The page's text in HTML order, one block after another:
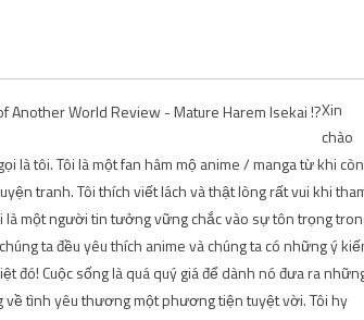
Xin
chào
là tôi. Tôi là một fan hâm mộ anime / manga từ khi còn
tranh. Tôi thích viết lách và thật lòng rất vui khi
là một người tin tưởng vững chắc vào sự tôn trọng
ta đều yêu thích anime và chúng ta có những ý
đó! Cuộc sống là quá quý giá để dành nó đưa ra
tình yêu thương một phương tiện tuyệt vời. Tôi hy